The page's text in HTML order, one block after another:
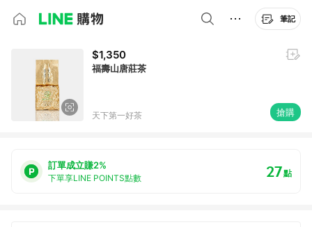
筆記
$1,350
福壽山唐莊茶
天下第一好茶 搶購
訂單成立賺2%
下單享LINE POINTS點數 27點